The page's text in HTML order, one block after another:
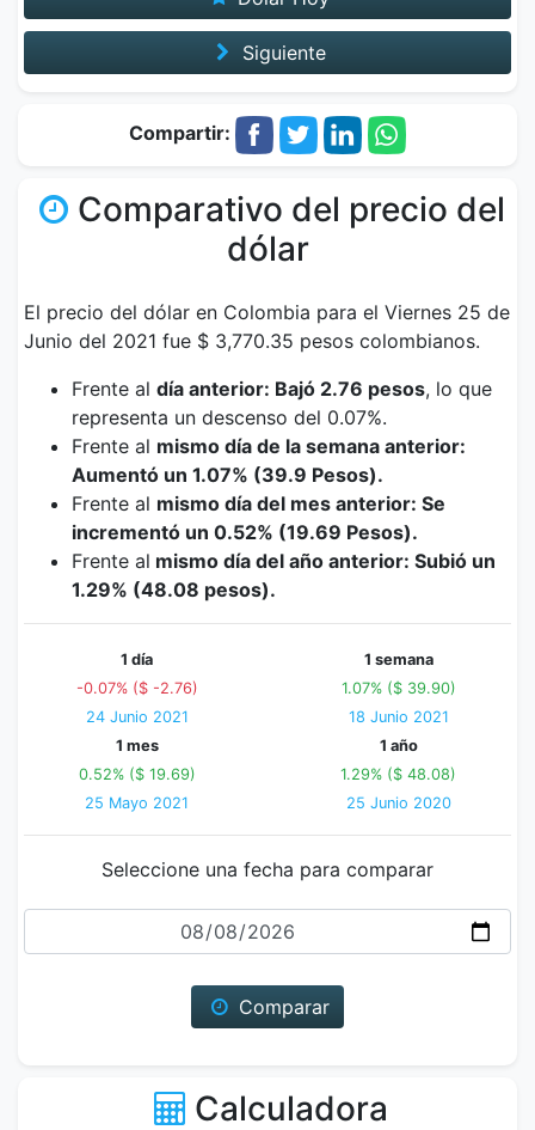
Siguiente
Compartir:
Comparativo del precio del
dólar
El precio del dólar en Colombia para el Viernes 25 de
Junio del 2021 fue $ 3,770.35 pesos colombianos.
Frente al día anterior: Bajó 2.76 pesos, lo que
representa un descenso del 0.07%.
Frente al mismo día de la semana anterior:
Aumentó un 1.07% (39.9 Pesos).
Frente al mismo día del mes anterior: Se
incrementó un 0.52% (19.69 Pesos).
Frente al mismo día del año anterior: Subió un
1.29% (48.08 pesos).
1 día
-0.07% ($ -2.76)
24 Junio 2021
1 semana
1.07% ($ 39.90)
18 Junio 2021
1 mes
0.52% ($ 19.69)
25 Mayo 2021
1 año
1.29% ($ 48.08)
25 Junio 2020
Seleccione una fecha para comparar
Fecha
Comparar
Calculadora